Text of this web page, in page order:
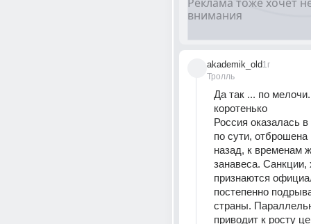
akademik_old
Тролль
1г
Да так ... по
коротенько
Россия оказалась
по сути, отброшена
назад, к временам
занавеса. Санкции,
признаются
постепенно
страны.
приводит к росту